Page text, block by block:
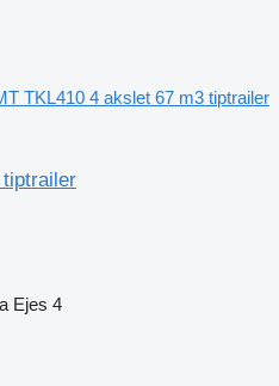
TKL410 4 akslet 67 m3 tiptrailer
Ejes 4